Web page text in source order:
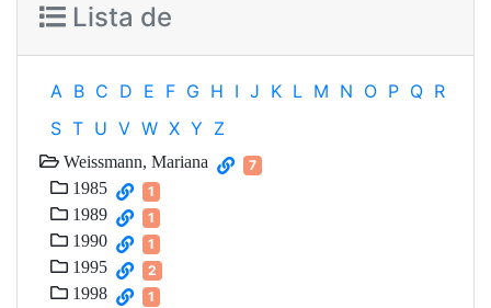
Lista de
A B C D E F G H I J K L M N O P Q R
S T U V W X Y Z
Weissmann, Mariana 7
1985 1
1989 1
1990 1
1995 2
1998 1